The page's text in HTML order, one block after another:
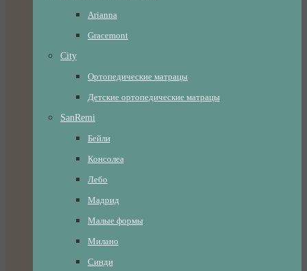
Arianna
Gracemont
City
Ортопедические матрацы
Детские ортопедические матрацы
SanRemi
Бейли
Консолеа
Лебо
Мадрид
Малые формы
Милано
Синди